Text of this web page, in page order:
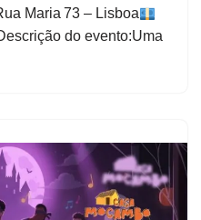
Maria 73 – Lisboa
do evento:Uma